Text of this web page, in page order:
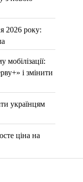
2026 року:
і змінити
українцям
ціна на